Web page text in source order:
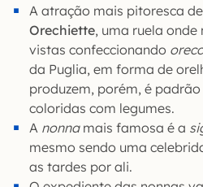
A atração mais pitoresca
Orechiette, uma ruela onde
vistas confeccionando
da Puglia, em forma de
produzem, porém, é
coloridas com legumes.
A nonnamais famosa é a
mesmo sendo uma
as tardes por ali.